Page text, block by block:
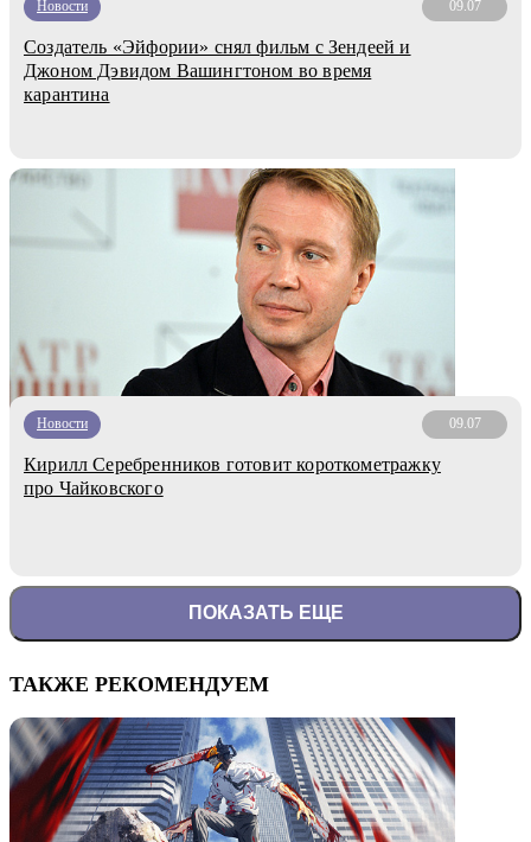
Новости 09.07
Создатель «Эйфории» снял фильм с Зендеей и
Джоном Дэвидом Вашингтоном во время
карантина
Новости 09.07
Кирилл Серебренников готовит короткометражку
про Чайковского
ПОКАЗАТЬ ЕЩЕ
ТАКЖЕ РЕКОМЕНДУЕМ